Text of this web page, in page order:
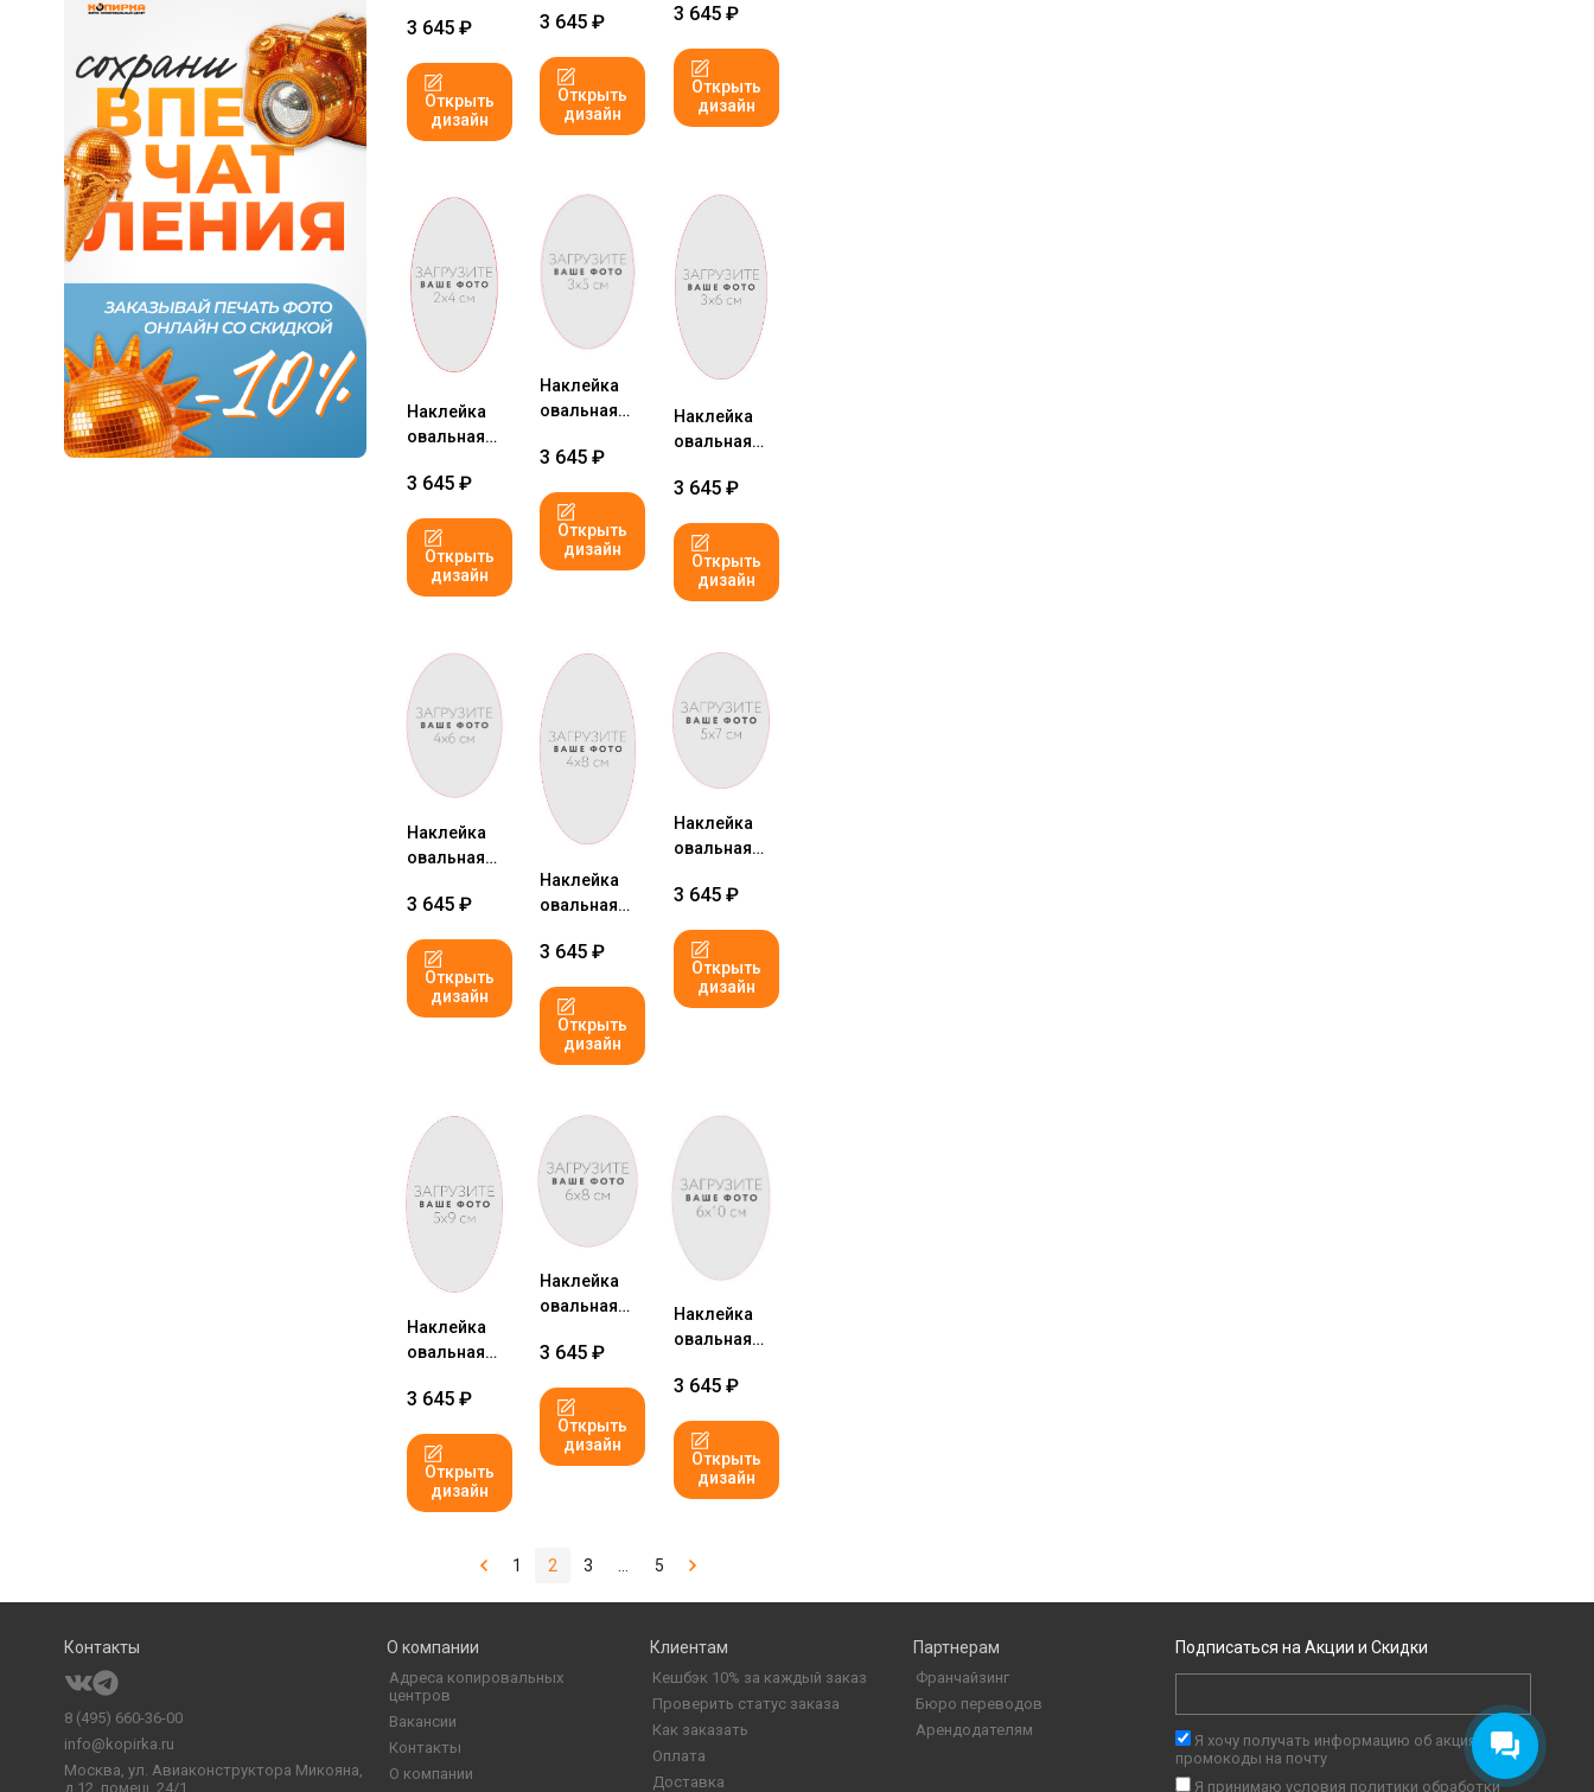
№1
3 645 ₽
Открыть
дизайн
№1
3 645 ₽
Открыть
дизайн
№1
3 645 ₽
Открыть
дизайн
Наклейка
овальная
3 645 ₽
Открыть
дизайн
Наклейка
овальная
3 645 ₽
Открыть
дизайн
Наклейка
овальная
3 645 ₽
Открыть
дизайн
Наклейка
овальная
3 645 ₽
Открыть
дизайн
Наклейка
овальная
3 645 ₽
Открыть
дизайн
Наклейка
овальная
3 645 ₽
Открыть
дизайн
Наклейка
овальная
3 645 ₽
Открыть
дизайн
Наклейка
овальная
3 645 ₽
Открыть
дизайн
Наклейка
овальная
3 645 ₽
Открыть
дизайн
1 2 3 5
Контакты
8 (495) 660-36-00
info@kopirka.ru
Москва, ул. Авиаконструктора Микояна,
д.12, помещ. 24/1
О компании
Адреса копировальных
центров
Вакансии
Контакты
О компании
Клиентам
Кешбэк 10% за каждый заказ
Проверить статус заказа
Как заказать
Оплата
Доставка
Партнерам
Франчайзинг
Бюро переводов
Арендодателям
Подписаться на Акции и Скидки
Я хочу получать информацию об акциях и
промокоды на почту
Я принимаю условия политики обработки